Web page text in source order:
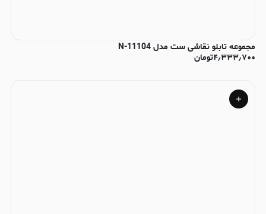
مجموعه تابلو نقاشی ست مدل N-11104
۴٫۳۳۳٫۷۰۰تومان